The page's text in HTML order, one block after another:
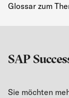
Glossar zum
SAP
Sie möchten